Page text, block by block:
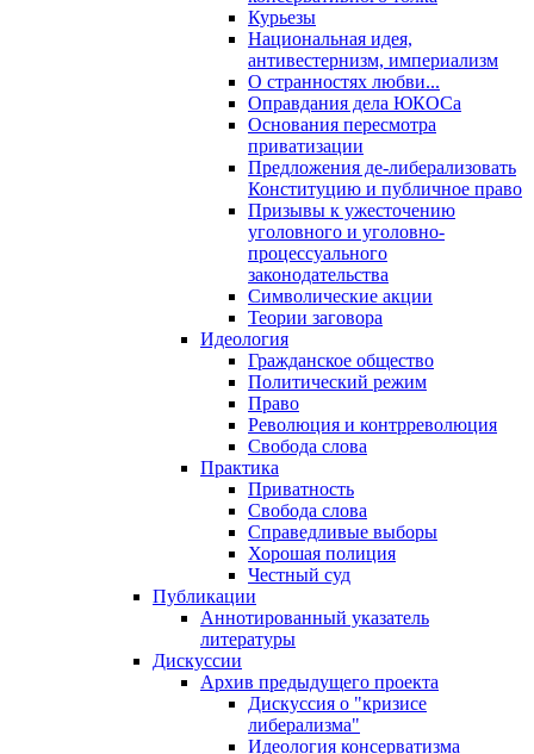
Курьезы
Национальная идея,
антивестернизм, империализм
О странностях любви...
Оправдания дела ЮКОСа
Основания пересмотра
приватизации
Предложения де-либерализовать
Конституцию и публичное право
Призывы к ужесточению
уголовного и уголовно-
процессуального
законодательства
Символические акции
Теории заговора
Идеология
Гражданское общество
Политический режим
Право
Революция и контрреволюция
Свобода слова
Практика
Приватность
Свобода слова
Справедливые выборы
Хорошая полиция
Честный суд
Публикации
Аннотированный указатель
литературы
Дискуссии
Архив предыдущего проекта
Дискуссия о "кризисе
либерализма"
Идеология консерватизма